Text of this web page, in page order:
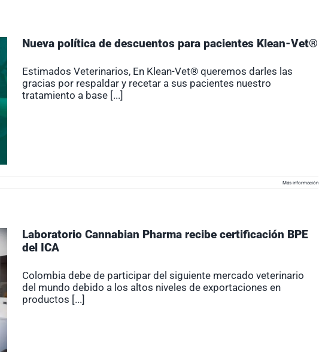
Nueva política de descuentos para pacientes Klean-Vet®
Estimados Veterinarios, En Klean-Vet® queremos darles las
gracias por respaldar y recetar a sus pacientes nuestro
tratamiento a base [...]
Más información
Laboratorio Cannabian Pharma recibe certificación BPE
del ICA
Colombia debe de participar del siguiente mercado veterinario
del mundo debido a los altos niveles de exportaciones en
productos [...]